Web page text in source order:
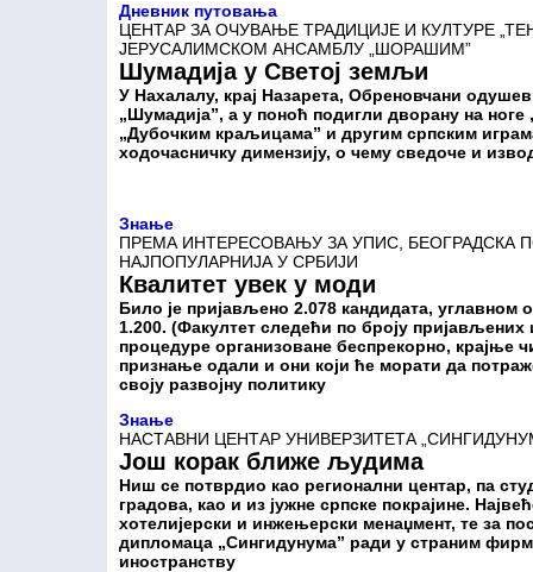
Дневник путовања
ЦЕНТАР ЗА ОЧУВАЊЕ ТРАДИЦИЈЕ И КУЛТУРЕ
ЈЕРУСАЛИМСКОМ АНСАМБЛУ „ШОРАШИМ”
Шумадија у Светој земљи
У Нахалалу, крај Назарета, Обреновчани
„Шумадија”, а у поноћ подигли дворану на
„Дубочким краљицама” и другим српским
ходочасничку димензију, о чему сведоче и
Знање
ПРЕМА ИНТЕРЕСОВАЊУ ЗА УПИС, БЕОГРАДСКА
НАЈПОПУЛАРНИЈА У СРБИЈИ
Квалитет увек у моди
Било је пријављено 2.078 кандидата,
1.200. (Факултет следећи по броју
процедуре организоване беспрекорно, крајње
признање одали и они који ће морати да
своју развојну политику
Знање
НАСТАВНИ ЦЕНТАР УНИВЕРЗИТЕТА
Још корак ближе људима
Ниш се потврдио као регионални центар, па
градова, као и из јужне српске покрајине.
хотелијерски и инжењерски менаџмент, те за
дипломаца „Сингидунума” ради у страним
иностранству